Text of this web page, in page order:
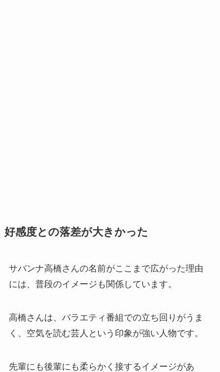
好感度との落差が大きかった
サバンナ高橋さんの名前がここまで広がった理由
には、普段のイメージも関係しています。
高橋さんは、バラエティ番組での立ち回りがうま
く、空気を読む芸人という印象が強い人物です。
先輩にも後輩にも柔らかく接するイメージがあ